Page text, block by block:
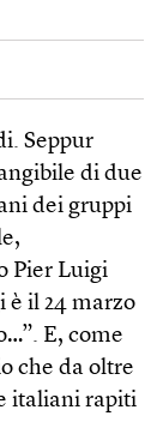
Seppur
di due
dei gruppi
Pier Luigi
è il 24 marzo
E, come
che da oltre
italiani rapiti